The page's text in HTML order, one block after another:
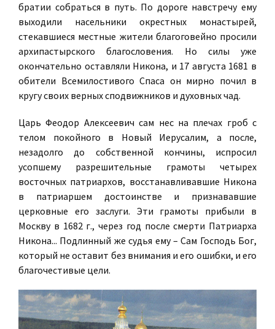
братии собраться в путь. По дороге навстречу ему
выходили насельники окрестных монастырей,
стекавшиеся местные жители благоговейно просили
архипастырского благословения. Но силы уже
окончательно оставляли Никона, и 17 августа 1681 в
обители Всемилостивого Спаса он мирно почил в
кругу своих верных сподвижников и духовных чад.
Царь Феодор Алексеевич сам нес на плечах гроб с
телом покойного в Новый Иерусалим, а после,
незадолго до собственной кончины, испросил
усопшему разрешительные грамоты четырех
восточных патриархов, восстанавливавшие Никона
в патриаршем достоинстве и признававшие
церковные его заслуги. Эти грамоты прибыли в
Москву в 1682 г., через год после смерти Патриарха
Никона... Подлинный же судья ему – Сам Господь Бог,
который не оставит без внимания и его ошибки, и его
благочестивые цели.